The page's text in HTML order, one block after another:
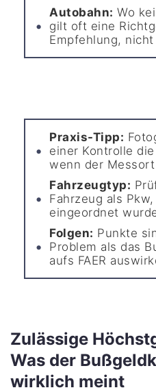
Autobahn: Wo
gilt oft eine
Empfehlung,
Praxis-Tipp:
einer Kontrolle
wenn der
Fahrzeugtyp:
Fahrzeug als
eingeordnet
Folgen: Punkte
Problem als das
aufs FAER
Zulässige
Was der
wirklich meint